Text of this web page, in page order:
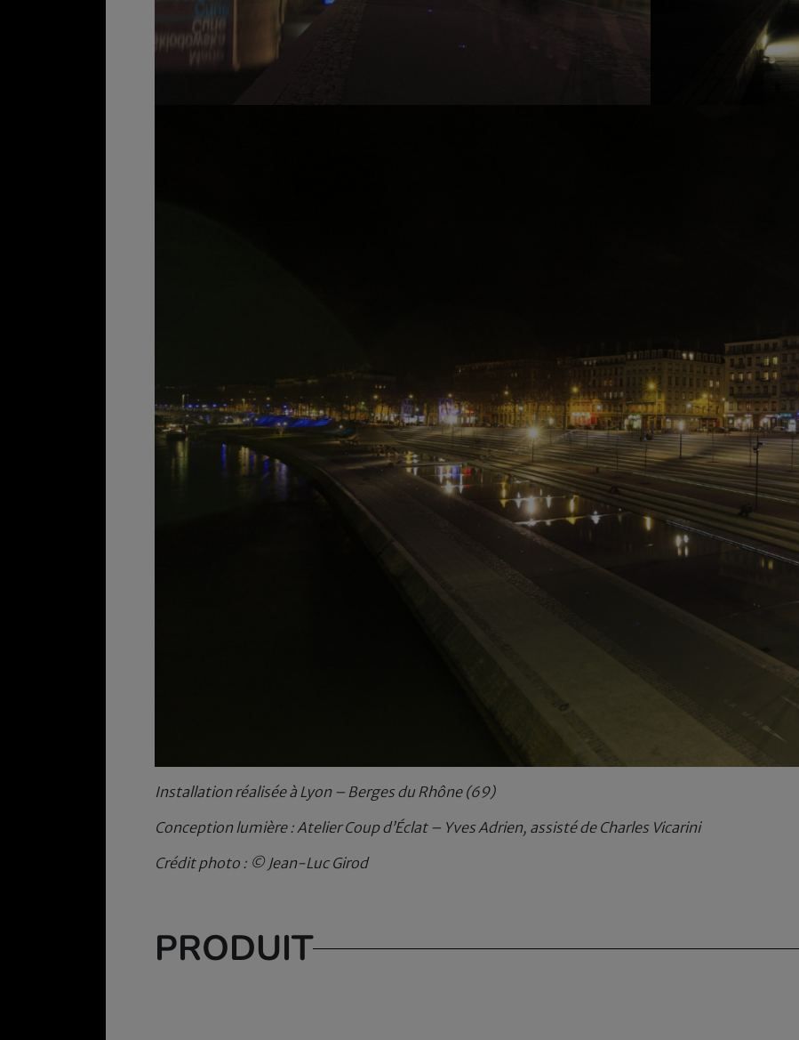
Installation réalisée à Lyon – Berges du Rhône (69)
Conception lumière : Atelier Coup d’Éclat – Yves Adrien, assisté de Charles Vicarini
Crédit photo : © Jean-Luc Girod
PRODUIT